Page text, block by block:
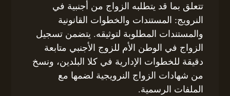
تتعلق بما قد يتطلبه الزواج من أجنبية في
النرويج: المستندات والخطوات القانونية
والمستندات المطلوبة لتوثيقه. يتضمن تسجيل
الزواج في الوطن الأم للزوج الأجنبي متابعة
دقيقة للخطوات الإدارية في كلا البلدين، ونسخ
من شهادات الزواج النرويجية لضمها مع
الملفات الرسمية.